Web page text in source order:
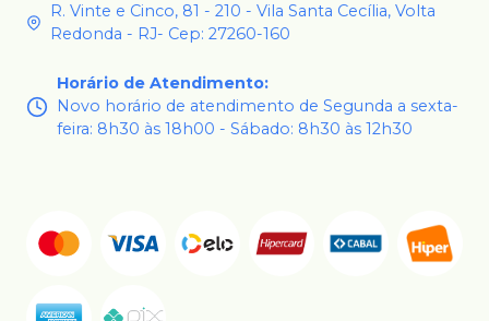
R. Vinte e Cinco, 81 - 210 - Vila Santa Cecília, Volta
Redonda - RJ- Cep: 27260-160
Horário de Atendimento:
Novo horário de atendimento de Segunda a sexta-
feira: 8h30 às 18h00 - Sábado: 8h30 às 12h30